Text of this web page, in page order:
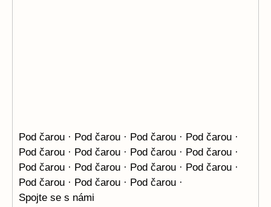
Pod čarou · Pod čarou · Pod čarou · Pod čarou ·
Pod čarou · Pod čarou · Pod čarou · Pod čarou ·
Pod čarou · Pod čarou · Pod čarou · Pod čarou ·
Pod čarou · Pod čarou · Pod čarou ·
Spojte se s námi